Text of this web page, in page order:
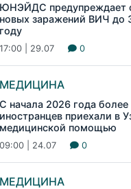
ЮНЭЙДС предупреждает
новых заражений ВИЧ до
году
17:00 | 29.07 0
МЕДИЦИНА
С начала 2026 года
иностранцев приехали в
медицинской помощью
09:00 | 24.07 0
МЕДИЦИНА